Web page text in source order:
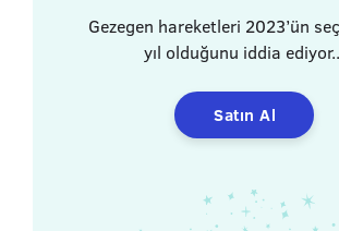
Gezegen hareketleri 2023’ün
yıl olduğunu iddia
Satın Al